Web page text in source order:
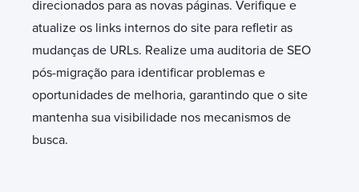
direcionados para as novas páginas. Verifique e
atualize os links internos do site para refletir as
mudanças de URLs. Realize uma auditoria de SEO
pós-migração para identificar problemas e
oportunidades de melhoria, garantindo que o site
mantenha sua visibilidade nos mecanismos de
busca.